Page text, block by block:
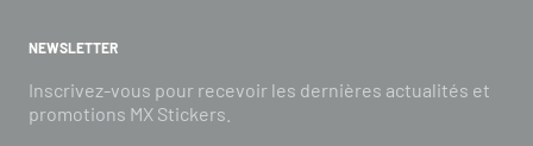
NEWSLETTER
Inscrivez-vous pour recevoir les dernières actualités et
promotions MX Stickers.